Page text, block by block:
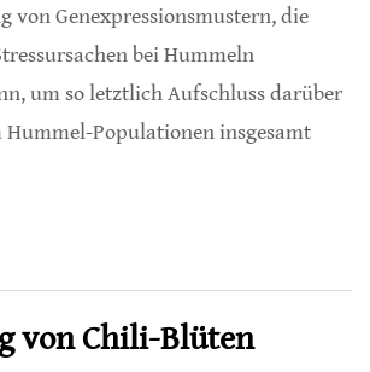
von Genexpressionsmustern, die
bei Hummeln
um so letztlich Aufschluss darüber
Hummel-Populationen insgesamt
von Chili-Blüten